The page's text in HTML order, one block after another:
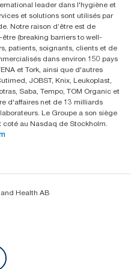
8:00-15:00
leader dans l'hygiène et
et solutions sont utilisés par
Notre raison d’être est de
(breaking barriers to well-
patients, soignants, clients et de
dans environ 150 pays
et Tork, ainsi que d'autres
JOBST, Knix, Leukoplast,
Saba, Tempo, TOM Organic et
d'affaires net de 13 milliards
Le Groupe a son siège
au Nasdaq de Stockholm.
Health AB